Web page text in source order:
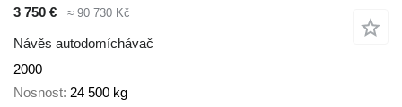
3 750 €
≈ 90 730 Kč
Návěs autodomíchávač
2000
Nosnost 24 500 kg